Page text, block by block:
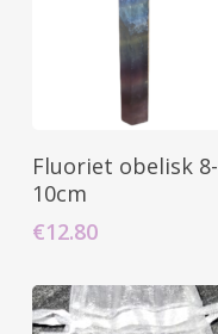
Toevoegen Aan
Winkelwagen
Fluoriet obelisk 8-
10cm
€12.80